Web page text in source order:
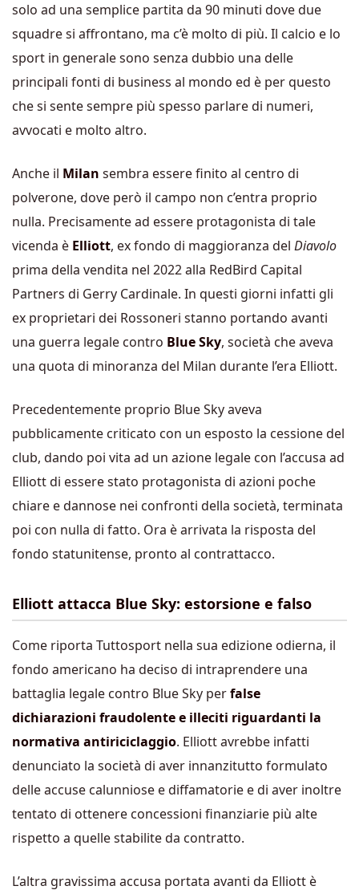
solo ad una semplice partita da 90 minuti dove due
squadre si affrontano, ma c’è molto di più. Il calcio e lo
sport in generale sono senza dubbio una delle
principali fonti di business al mondo ed è per questo
che si sente sempre più spesso parlare di numeri,
avvocati e molto altro.
Anche il Milan sembra essere finito al centro di
polverone, dove però il campo non c’entra proprio
nulla. Precisamente ad essere protagonista di tale
vicenda è Elliott, ex fondo di maggioranza del Diavolo
prima della vendita nel 2022 alla RedBird Capital
Partners di Gerry Cardinale. In questi giorni infatti gli
ex proprietari dei Rossoneri stanno portando avanti
una guerra legale contro Blue Sky, società che aveva
una quota di minoranza del Milan durante l’era Elliott.
Precedentemente proprio Blue Sky aveva
pubblicamente criticato con un esposto la cessione del
club, dando poi vita ad un azione legale con l’accusa ad
Elliott di essere stato protagonista di azioni poche
chiare e dannose nei confronti della società, terminata
poi con nulla di fatto. Ora è arrivata la risposta del
fondo statunitense, pronto al contrattacco.
Elliott attacca Blue Sky: estorsione e falso
Come riporta Tuttosport nella sua edizione odierna, il
fondo americano ha deciso di intraprendere una
battaglia legale contro Blue Sky perfalse
dichiarazioni fraudolente e illeciti riguardanti la
normativa antiriciclaggio. Elliott avrebbe infatti
denunciato la società di aver innanzitutto formulato
delle accuse calunniose e diffamatorie e di aver inoltre
tentato di ottenere concessioni finanziarie più alte
rispetto a quelle stabilite da contratto.
L’altra gravissima accusa portata avanti da Elliott è